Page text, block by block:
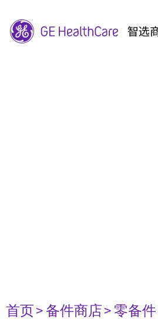
首页> 备件商店> 零备件